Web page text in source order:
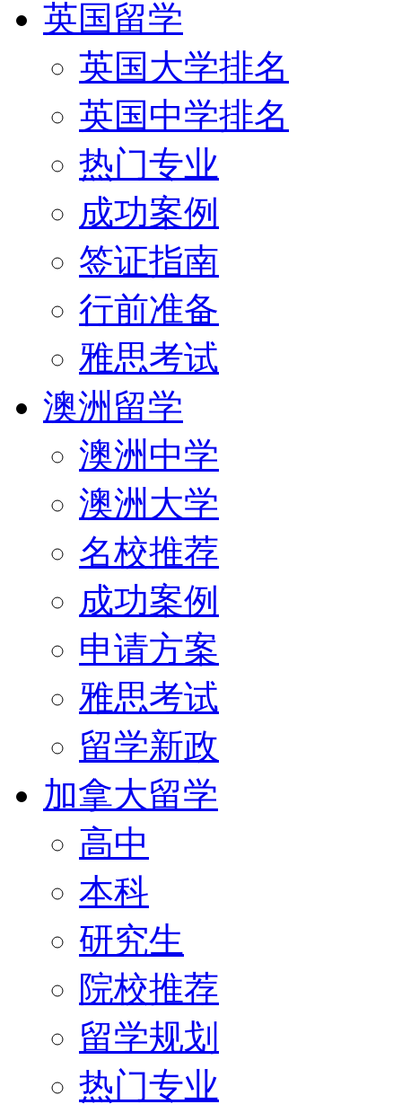
英国留学
英国大学排名
英国中学排名
热门专业
成功案例
签证指南
行前准备
雅思考试
澳洲留学
澳洲中学
澳洲大学
名校推荐
成功案例
申请方案
雅思考试
留学新政
加拿大留学
高中
本科
研究生
院校推荐
留学规划
热门专业